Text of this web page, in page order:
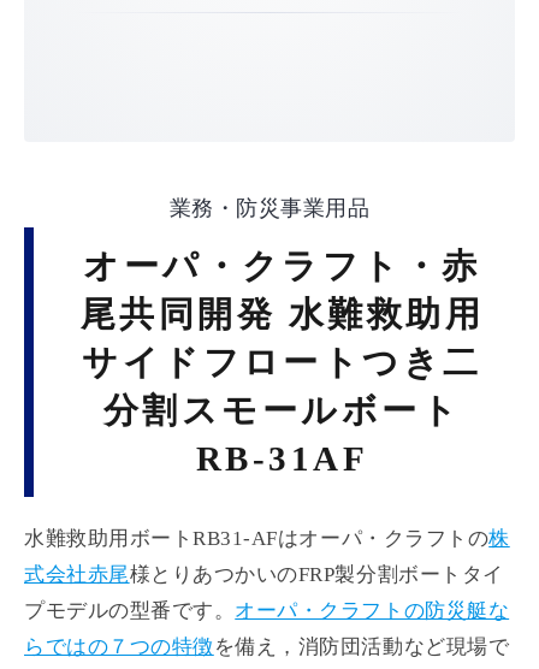
業務・防災事業用品
オーパ・クラフト・赤
尾共同開発 水難救助用
サイドフロートつき二
分割スモールボート
RB-31AF
水難救助用ボートRB31-AFはオーパ・クラフトの株
式会社赤尾様とりあつかいのFRP製分割ボートタイ
プモデルの型番です。 オーパ・クラフトの防災艇な
らではの７つの特徴を備え，消防団活動など現場で